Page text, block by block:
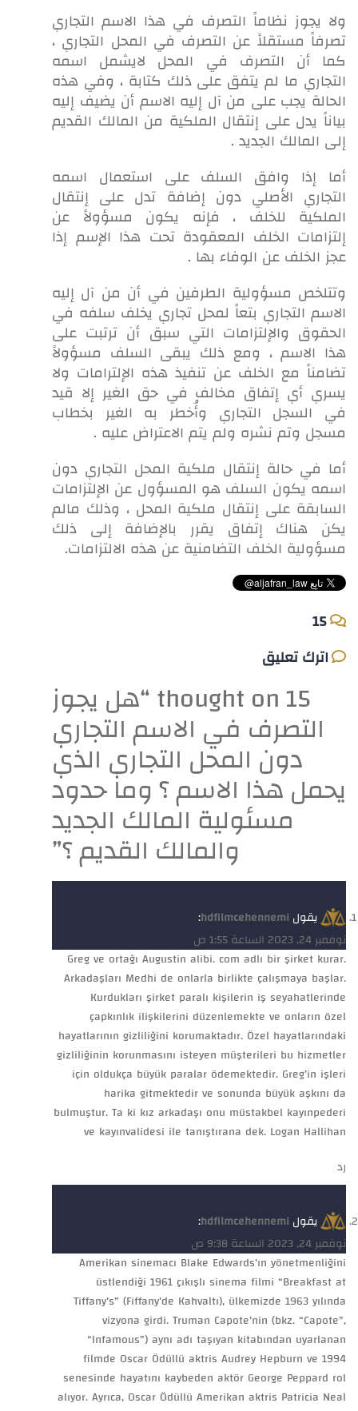
ولا يجوز نظاماً التصرف في هذا الاسم التجاري
تصرفاً مستقلاً عن التصرف في المحل التجاري ،
كما أن التصرف في المحل لايشمل اسمه
التجاري ما لم يتفق على ذلك كتابة ، وفي هذه
الحالة يجب على من آل إليه الاسم أن يضيف إليه
بياناً يدل على إنتقال الملكية من المالك القديم
إلى المالك الجديد .
أما إذا وافق السلف على استعمال اسمه
التجاري الأصلي دون إضافة تدل على إنتقال
الملكية للخلف ، فإنه يكون مسؤولاً عن
إلتزامات الخلف المعقودة تحت هذا الإسم إذا
عجز الخلف عن الوفاء بها .
وتتلخص مسؤولية الطرفين في أن من آل إليه
الاسم التجاري بتعاً لمحل تجاري يخلف سلفه في
الحقوق والإلتزامات التي سبق أن ترتبت على
هذا الاسم ، ومع ذلك يبقى السلف مسؤولاً
تضامناً مع الخلف عن تنفيذ هذه الإلترامات ولا
يسري أي إتفاق مخالف في حق الغير إلا قيد
في السجل التجاري وأُخطر به الغير بخطاب
مسجل وتم نشره ولم يتم الاعتراض عليه .
أما في حالة إنتقال ملكية المحل التجاري دون
اسمه يكون السلف هو المسؤول عن الإلتزامات
السابقة على إنتقال ملكية المحل ، وذلك مالم
يكن هناك إتفاق يقرر بالإضافة إلى ذلك
مسؤولية الخلف التضامنية عن هذه الالتزامات.
15
اترك تعليق
15 thought on “ هل يجوز
التصرف في الاسم التجاري
دون المحل التجاري الذي
يحمل هذا الاسم ؟ وما حدود
مسئولية المالك الجديد
والمالك القديم ؟”
يقول hdfilmcehennemi
:
نوفمبر 24, 2023 الساعة 1:55 ص
Greg ve ortağı Augustin alibi. com adlı bir şirket kurar.
Arkadaşları Medhi de onlarla birlikte çalışmaya başlar.
Kurdukları şirket paralı kişilerin iş seyahatlerinde
çapkınlık ilişkilerini düzenlemekte ve onların özel
hayatlarının gizliliğini korumaktadır. Özel hayatlarındaki
gizliliğinin korunmasını isteyen müşterileri bu hizmetler
için oldukça büyük paralar ödemektedir. Greg’in işleri
harika gitmektedir ve sonunda büyük aşkını da
bulmuştur. Ta ki kız arkadaşı onu müstakbel kayınpederi
ve kayınvalidesi ile tanıştırana dek. Logan Hallihan
رد
يقول hdfilmcehennemi
:
نوفمبر 24, 2023 الساعة 9:38 ص
Amerikan sinemacı Blake Edwards’ın yönetmenliğini
üstlendiği 1961 çıkışlı sinema filmi “Breakfast at
Tiffany’s” (Fiffany’de Kahvaltı), ülkemizde 1963 yılında
vizyona girdi. Truman Capote’nin (bkz. “Capote”,
“Infamous”) aynı adı taşıyan kitabından uyarlanan
filmde Oscar Ödüllü aktris Audrey Hepburn ve 1994
senesinde hayatını kaybeden aktör George Peppard rol
alıyor. Ayrıca, Oscar Ödüllü Amerikan aktris Patricia Neal